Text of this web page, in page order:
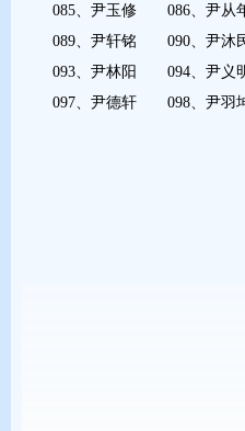
085、尹玉修 086、尹从
089、尹轩铭 090、尹沐
093、尹林阳 094、尹义
097、尹德轩 098、尹羽